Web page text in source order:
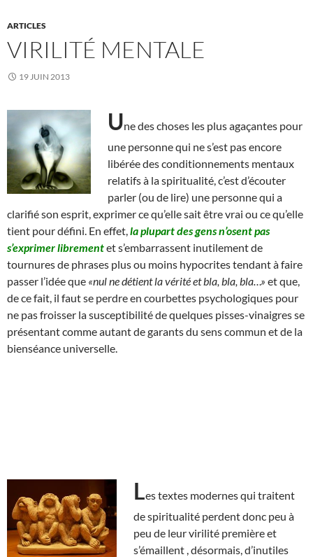
ARTICLES
VIRILITÉ MENTALE
19 JUIN 2013
Une des choses les plus agaçantes pour
une personne qui ne s’est pas encore
libérée des conditionnements mentaux
relatifs à la spiritualité, c’est d’écouter
parler (ou de lire) une personne qui a
clarifié son esprit, exprimer ce qu’elle sait être vrai ou ce qu’elle
tient pour défini. En effet, la plupart des gens n’osent pas
s’exprimer librementet s’embarrassent inutilement de
tournures de phrases plus ou moins hypocrites tendant à faire
passer l’idée que «nul ne détient la vérité et bla, bla, bla…» et que,
de ce fait, il faut se perdre en courbettes psychologiques pour
ne pas froisser la susceptibilité de quelques pisses-vinaigres se
présentant comme autant de garants du sens commun et de la
bienséance universelle.
Les textes modernes qui traitent
de spiritualité perdent donc peu à
peu de leur virilité première et
s’émaillent , désormais, d’inutiles